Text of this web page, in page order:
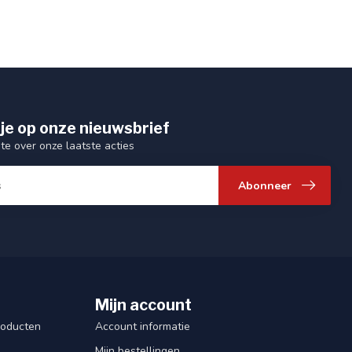
op onze nieuwsbrief
over onze laatste acties
Abonneer
Mijn account
Account informatie